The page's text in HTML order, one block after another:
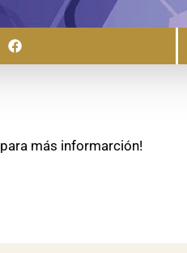
para más informarción!